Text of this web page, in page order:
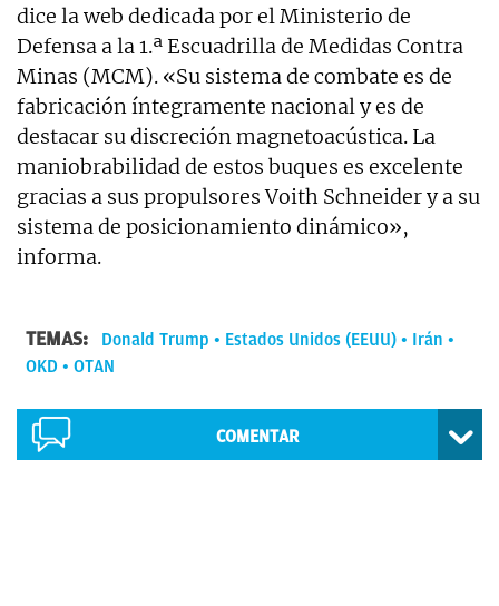
dice la web dedicada por el Ministerio de
Defensa a la 1.ª Escuadrilla de Medidas Contra
Minas (MCM). «Su sistema de combate es de
fabricación íntegramente nacional y es de
destacar su discreción magnetoacústica. La
maniobrabilidad de estos buques es excelente
gracias a sus propulsores Voith Schneider y a su
sistema de posicionamiento dinámico»,
informa.
TEMAS: Donald Trump Estados Unidos (EEUU)
Irán
OKD
OTAN
COMENTAR